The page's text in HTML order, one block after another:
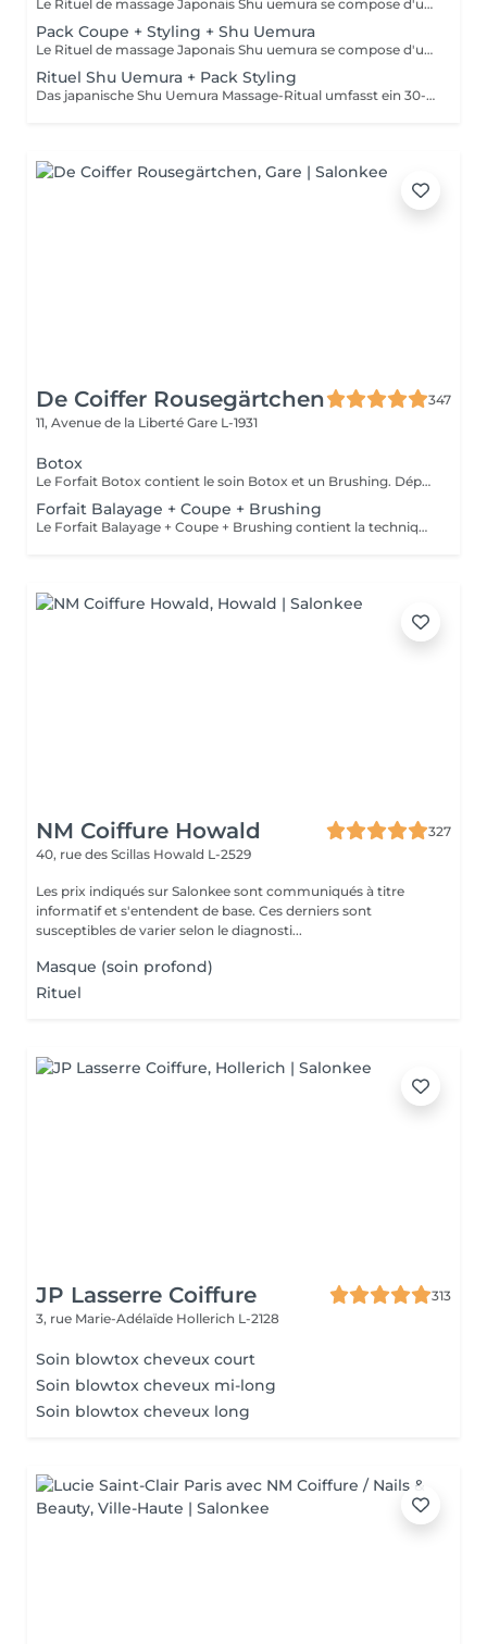
Le Rituel de massage Japonais Shu uemura se compose d'un shampooing et d'un soin d'une durée de 30 minutes pour une relaxation une une réparation intense du cheveu et ensuite le pack styling
Pack Coupe + Styling + Shu Uemura
Le Rituel de massage Japonais Shu uemura se compose d'un shampooing et d'un soin d'une durée de 30 minutes pour une relaxation une une réparation intense du cheveu et ensuite le pack coupe styling
Rituel Shu Uemura + Pack Styling
Das japanische Shu Uemura Massage-Ritual umfasst ein 30-minütiges Shampoo und eine Behandlung zur intensiven Haarreparatur und Entspannung + Styling-Paket. Die Preise sind als Richtwerte zu verstehen und müssen nach einer individuellen Beratung durch Ihren Friseur/Stylisten/Spezialisten bestätigt werden. Die Geschäftsleitung behält sich das Recht vor, Änderungen zur reibungslosen Funktion des Salons vorzunehmen.
De Coiffer Rousegärtchen
347
11, Avenue de la Liberté Gare L-1931
Botox
Le Forfait Botox contient le soin Botox et un Brushing. Dépendant de la quantité de produit utilisée ou de la longueur des cheveux, le prix peut varier. En cas de questions veuillez appeler au +352 26 35 02 89.
Forfait Balayage + Coupe + Brushing
Le Forfait Balayage + Coupe + Brushing contient la technique Balayage, un coulage (pour donner le bon reflet au Balayage), Olaplex, une Coupe et un Brushing. Dépendant de la quantité de produit utilisée ou de la longueur des cheveux, le prix peut varier. En cas de questions veuillez appeler au +352 26 35 02 89.
NM Coiffure Howald
327
40, rue des Scillas Howald L-2529
Les prix indiqués sur Salonkee sont communiqués à titre
informatif et s'entendent de base. Ces derniers sont
susceptibles de varier selon le diagnosti...
Masque (soin profond)
Rituel
JP Lasserre Coiffure
313
3, rue Marie-Adélaïde Hollerich L-2128
Soin blowtox cheveux court
Soin blowtox cheveux mi-long
Soin blowtox cheveux long